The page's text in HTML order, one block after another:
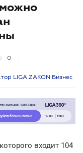
0
LIGA ZAKON Бизнес
входит 104